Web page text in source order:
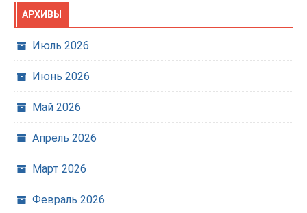
АРХИВЫ
Июль 2026
Июнь 2026
Май 2026
Апрель 2026
Март 2026
Февраль 2026